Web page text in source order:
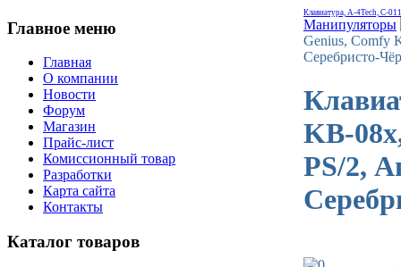
Главное меню
Главная
О компании
Новости
Форум
Магазин
Прайс-лист
Комиссионный товар
Разработки
Карта сайта
Контакты
Каталог товаров
Клавиатура, A-4Tech, C-
Манипуляторы
Genius, Comfy
Серебристо-
KB-
PS/2,